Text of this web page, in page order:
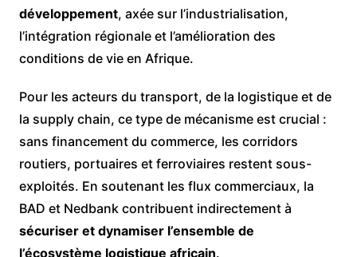
développement, axée sur l’industrialisation,
l’intégration régionale et l’amélioration des
conditions de vie en Afrique.
Pour les acteurs du transport, de la logistique et de
la supply chain, ce type de mécanisme est crucial :
sans financement du commerce, les corridors
routiers, portuaires et ferroviaires restent sous-
exploités. En soutenant les flux commerciaux, la
BAD et Nedbank contribuent indirectement à
sécuriser et dynamiser l’ensemble de
l’écosystème logistique africain.